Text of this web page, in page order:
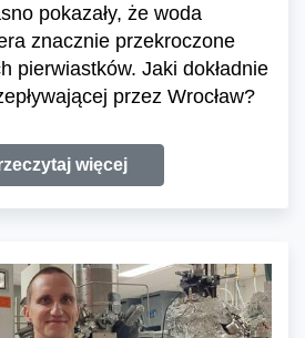
pokazały, że woda
znacznie przekroczone
pierwiastków. Jaki dokładnie
przez Wrocław?
więcej